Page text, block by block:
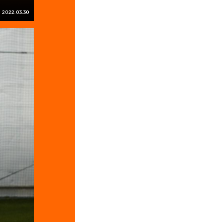
2022.03.30